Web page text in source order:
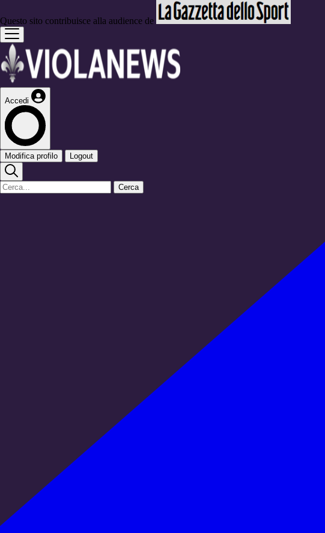
Questo sito contribuisce alla audience de
Accedi
Modifica profilo Logout
Cerca